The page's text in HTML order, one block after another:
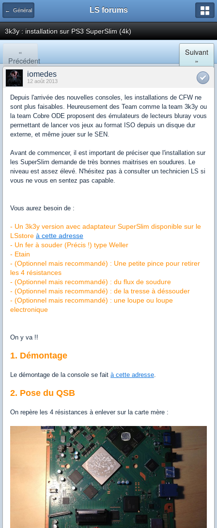
← Général LS forums
3k3y : installation sur PS3 SuperSlim (4k)
«
Précédent
Suivant
»
iomedes
12 août 2013
Depuis l'arrivée des nouvelles consoles, les installations de CFW ne
sont plus faisables. Heureusement des Team comme la team 3k3y ou
la team Cobre ODE proposent des émulateurs de lecteurs bluray vous
permettant de lancer vos jeux au format ISO depuis un disque dur
externe, et même jouer sur le SEN.
Avant de commencer, il est important de préciser que l'installation sur
les SuperSlim demande de très bonnes maitrises en soudures. Le
niveau est assez élevé. N'hésitez pas à consulter un technicien LS si
vous ne vous en sentez pas capable.
Vous aurez besoin de :
- Un 3k3y version avec adaptateur SuperSlim disponible sur le
LSstore à cette adresse
- Un fer à souder (Précis !) type Weller
- Etain
- (Optionnel mais recommandé) : Une petite pince pour retirer
les 4 résistances
- (Optionnel mais recommandé) : du flux de soudure
- (Optionnel mais recommandé) : de la tresse à déssouder
- (Optionnel mais recommandé) : une loupe ou loupe
electronique
On y va !!
1. Démontage
Le démontage de la console se fait à cette adresse.
2. Pose du QSB
On repère les 4 résistances à enlever sur la carte mère :